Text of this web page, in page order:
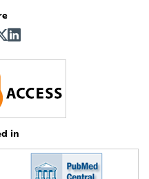
in